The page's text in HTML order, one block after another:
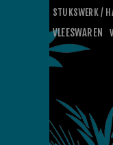
STUKSWERK /
VLEESWAREN